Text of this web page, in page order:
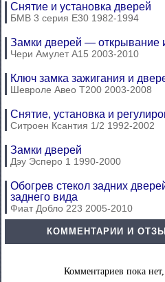
Снятие и установка дверей
БМВ 3 серия Е30 1982-1994
Замки дверей — открывание
Чери Амулет А15 2003-2010
Ключ замка зажигания и
Шевроле Авео Т200 2003-2008
Снятие, установка и
Ситроен Ксантия 1/2 1992-2002
Замки дверей
Дэу Эсперо 1 1990-2000
Обогрев стекол задних
заднего вида
Фиат Добло 223 2005-2010
КОММЕНТАРИИ И
Комментариев пока